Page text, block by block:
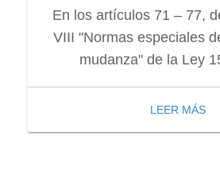
En los artículos 71 – 77,
VIII "Normas especiales
mudanza" de la Ley
LEER MÁS